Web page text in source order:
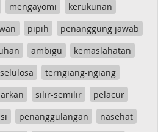
mengayomi
kerukunan
pipih
penanggung jawab
ambigu
kemaslahatan
selulosa
terngiang-ngiang
silir-semilir
pelacur
penanggulangan
nasehat